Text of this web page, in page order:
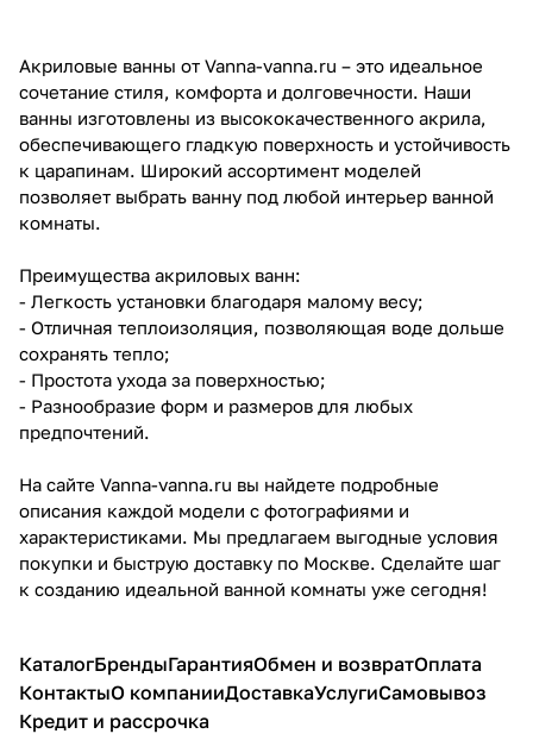
Акриловые ванны от Vanna-vanna.ru – это идеальное
сочетание стиля, комфорта и долговечности. Наши
ванны изготовлены из высококачественного акрила,
обеспечивающего гладкую поверхность и устойчивость
к царапинам. Широкий ассортимент моделей
позволяет выбрать ванну под любой интерьер ванной
комнаты.
Преимущества акриловых ванн:
- Легкость установки благодаря малому весу;
- Отличная теплоизоляция, позволяющая воде дольше
сохранять тепло;
- Простота ухода за поверхностью;
- Разнообразие форм и размеров для любых
предпочтений.
На сайте Vanna-vanna.ru вы найдете подробные
описания каждой модели с фотографиями и
характеристиками. Мы предлагаем выгодные условия
покупки и быструю доставку по Москве. Сделайте шаг
к созданию идеальной ванной комнаты уже сегодня!
КаталогБрендыГарантияОбмен и возвратОплата
КонтактыО компанииДоставкаУслугиСамовывоз
Кредит и рассрочка